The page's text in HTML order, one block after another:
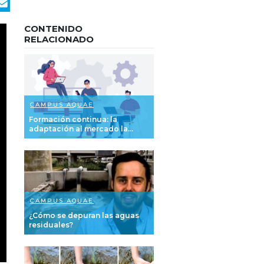
CONTENIDO
RELACIONADO
CAMPUS AQUAE
Formación continua: la
adaptación al mercado la...
CAMPUS AQUAE
¿Cómo se depuran las aguas
residuales?